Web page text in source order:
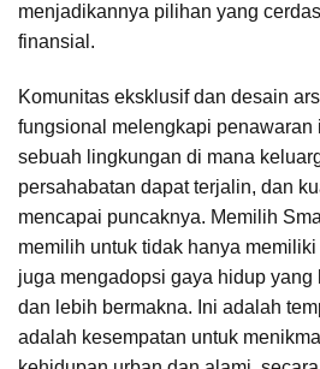
menjadikannya pilihan yang
finansial.
Komunitas eksklusif dan desain
fungsional melengkapi penawaran
sebuah lingkungan di mana
persahabatan dapat terjalin, dan
mencapai puncaknya. Memilih
memilih untuk tidak hanya
juga mengadopsi gaya hidup
dan lebih bermakna. Ini adalah
adalah kesempatan untuk